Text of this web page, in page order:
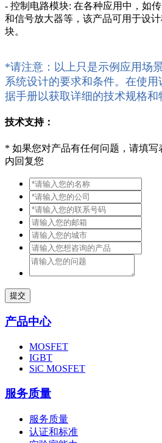
- 控制电路模块: 在各种应用中，如
和信号放大器等，该产品可用于设
块。
*请注意：以上只是示例应用场
系统设计的要求和条件。在使
据手册以获取详细的技术规格和
技术支持：
* 如果您对产品有任何问题，请填写
内回复您
提交
产品中心
MOSFET
IGBT
SiC MOSFET
服务质量
服务质量
认证和标准